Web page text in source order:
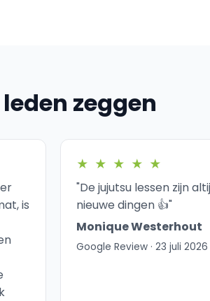
zeggen
is
★ ★ ★ ★ ★
"De jujutsu lessen zijn
nieuwe dingen 👍"
Monique Westerhout
Google Review · 23 juli 2026